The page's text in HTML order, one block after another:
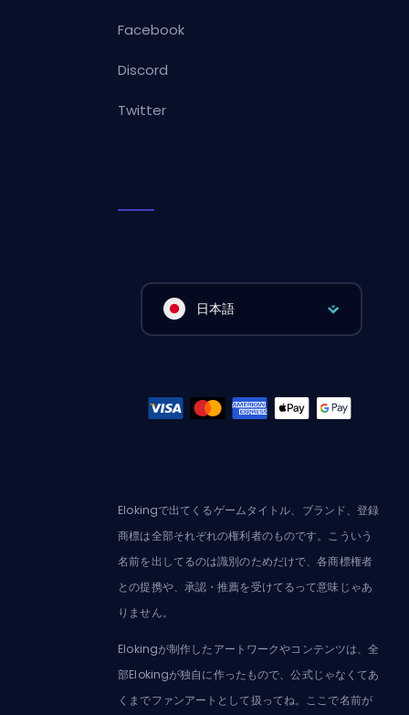
Facebook
Discord
Twitter
日本語
Elokingで出てくるゲームタイトル、ブランド、登録
商標は全部それぞれの権利者のものです。こういう
名前を出してるのは識別のためだけで、各商標権者
との提携や、承認・推薦を受けてるって意味じゃあ
りません。
Elokingが制作したアートワークやコンテンツは、全
部Elokingが独自に作ったもので、公式じゃなくてあ
くまでファンアートとして扱ってね。ここで名前が